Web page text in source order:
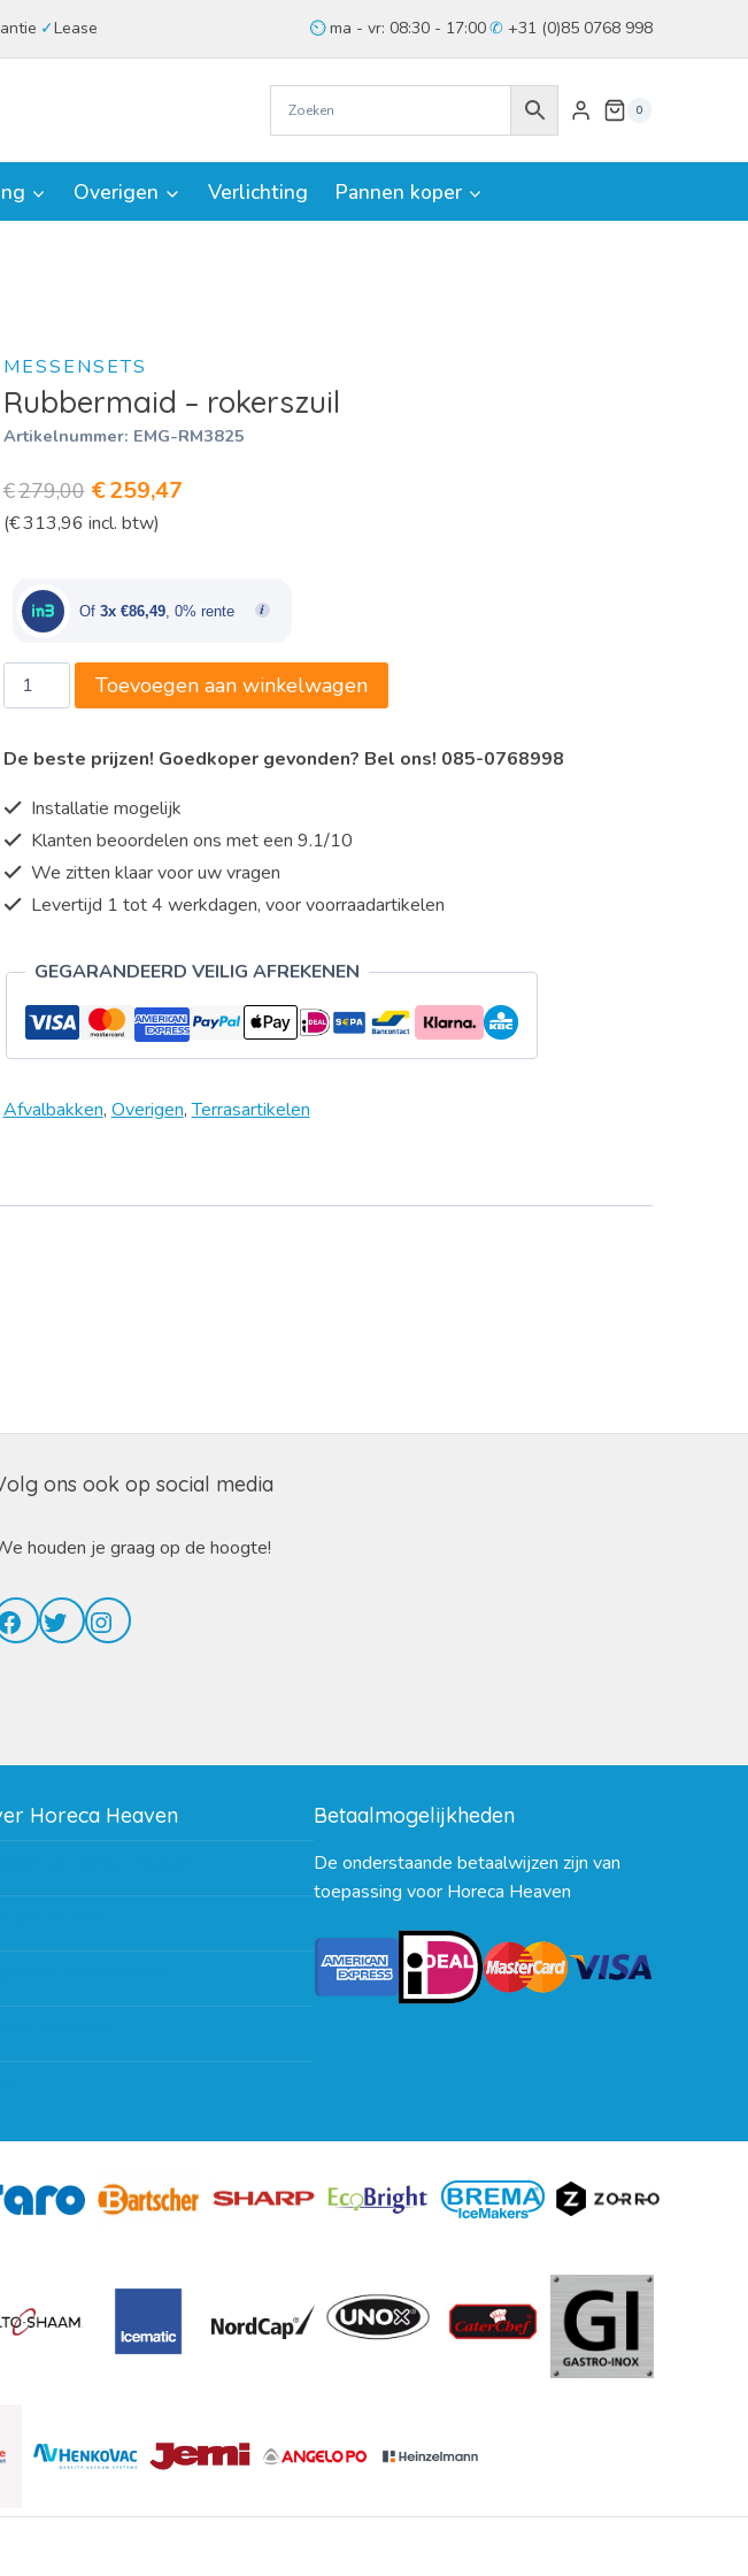
Lease ma - vr: 08:30 - 17:00 +31 (0)85 0768 998
0
Overigen Verlichting Pannen koper
MESSENSETS
Rubbermaid – rokerszuil
Artikelnummer: EMG-RM3825
€279,00 Oorspronkelijke
prijs
€279,00.
€259,47Huidige
€259,47.
(€313,96 incl. btw)
Of 3x €86,49, 0% rente
Rubbermaid
-
aantal
Toevoegen aan winkelwagen
De beste prijzen! Goedkoper gevonden? Bel ons! 085-0768998
Installatie mogelijk
Klanten beoordelen ons met een 9.1/10
We zitten klaar voor uw vragen
Levertijd 1 tot 4 werkdagen, voor voorraadartikelen
GEGARANDEERD VEILIG AFREKENEN
Afvalbakken, Overigen,Terrasartikelen
ons ook op social media
houden je graag op de hoogte!
TwitterInstagram
Horeca Heaven Betaalmogelijkheden
De onderstaande betaalwijzen zijn van
toepassing voor Horeca Heaven